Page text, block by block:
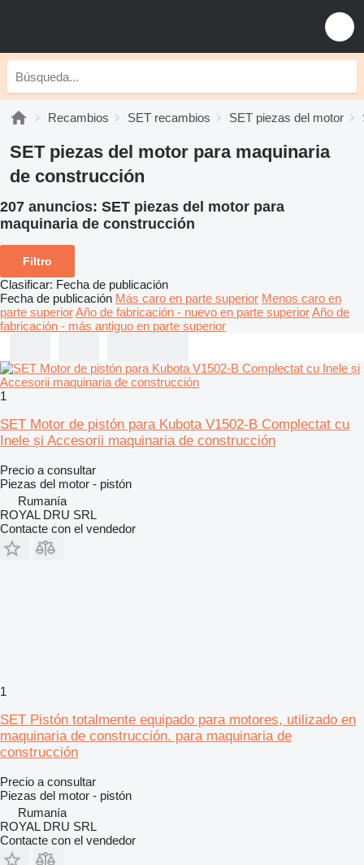
Recambios SET recambios SET piezas del motor
SET piezas del motor para maquinaria
de construcción
207 anuncios: SET piezas del motor para
maquinaria de construcción
Filtro
Clasificar: Fecha de publicación
Fecha de publicación Más caro en parte superior Menos caro en
parte superiorAño de fabricación - nuevo en parte superiorAño de
fabricación - más antiguo en parte superior
1
SET Motor de pistón para Kubota V1502-B Complectat cu
Inele și Accesorii maquinaria de construcción
Precio a consultar
Piezas del motor - pistón
Rumanía
ROYAL DRU SRL
Contacte con el vendedor
1
SET Pistón totalmente equipado para motores, utilizado en
maquinaria de construcción. para maquinaria de
construcción
Precio a consultar
Piezas del motor - pistón
Rumanía
ROYAL DRU SRL
Contacte con el vendedor